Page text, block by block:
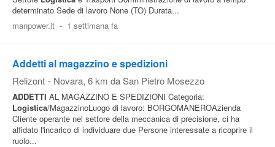
determinato Sede di lavoro None (TO) Durata...
manpower.it - 1 settimana fa
Addetti al magazzino e spedizioni
Relizont - Novara, 6 km da San Pietro Mosezzo
ADDETTI AL MAGAZZINO E SPEDIZIONI Categoria:
Logistica/MagazzinoLuogo di lavoro: BORGOMANEROAzienda
Cliente operante nel settore della meccanica di precisione, ci ha
affidato l'incarico di individuare due Persone interessate a ricoprire il
ruolo...